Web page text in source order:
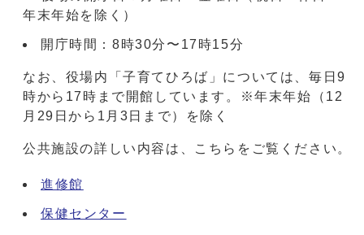
年末年始を除く）
開庁時間：8時30分〜17時15分
なお、役場内「子育てひろば」については、毎日9
時から17時まで開館しています。※年末年始（12
月29日から1月3日まで）を除く
公共施設の詳しい内容は、こちらをご覧ください。
進修館
保健センター